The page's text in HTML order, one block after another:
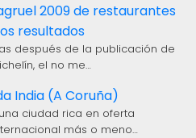
2009 de restaurantes
resultados
después de la publicación de
el no me…
India (A Coruña)
ciudad rica en oferta
más o meno…